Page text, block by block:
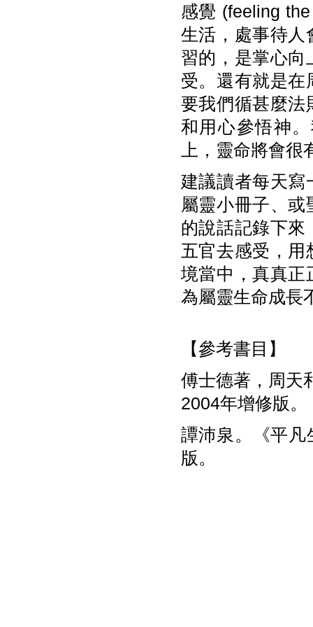
感覺 (feeling
生活，處事待人
習的，是掌心向
受。還有就是在
要我們循甚麼法
和用心參悟神
上，靈命將會
建議讀者每天寫
屬靈小冊子、
的說話記錄下來
五官去感受，用
境當中，真真正
為屬靈生命成長
【參考書目】
傅士德著，周天
2004年增修版。
譚沛泉。《平凡
版。